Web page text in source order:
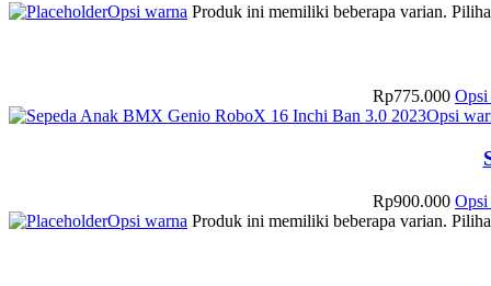
Opsi warna Produk ini memiliki beberapa varian.
Rp775.000 Opsi
Opsi
Rp900.000 Opsi
Opsi warna Produk ini memiliki beberapa varian.